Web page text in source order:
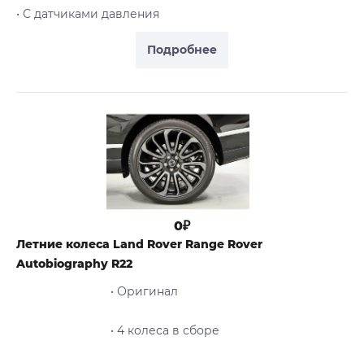
Подробнее
• С датчиками давления
0₽
Летние колеса Land Rover Range Rover
Autobiography R22
• Оригинал
• 4 колеса в сборе